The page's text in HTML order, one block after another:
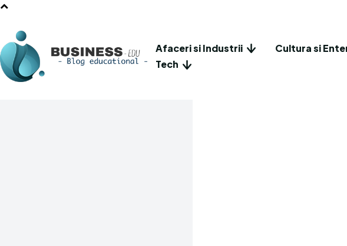
Afaceri si Industrii Cultura si
Tech